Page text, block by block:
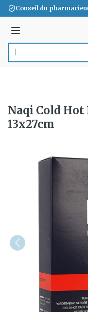
Aller au contenu
Conseil du pharmacien
Menu
Rechercher
Naqi Cold Hot
13x27cm